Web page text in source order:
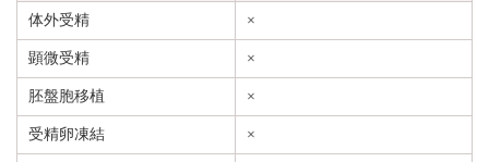
体外受精
×
顕微受精 ×
胚盤胞移植 ×
受精卵凍結 ×